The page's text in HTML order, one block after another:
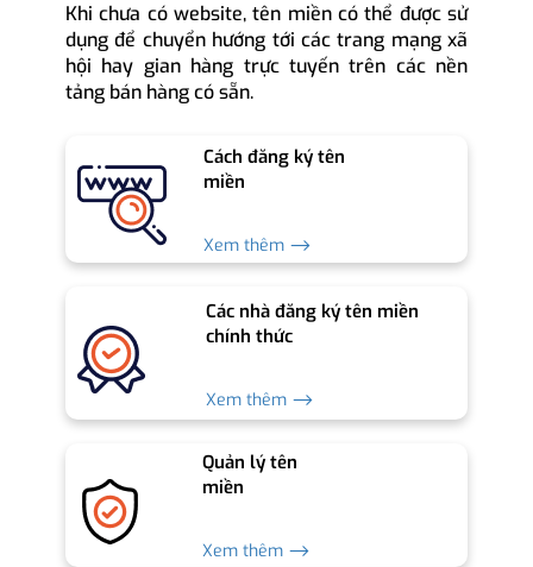
Khi chưa có website, tên miền có thể được sử
dụng để chuyển hướng tới các trang mạng xã
hội hay gian hàng trực tuyến trên các nền
tảng bán hàng có sẵn.
Cách đăng ký tên
miền
Xem thêm ⟶
Các nhà đăng ký tên miền
chính thức
Xem thêm ⟶
Quản lý tên
miền
Xem thêm ⟶